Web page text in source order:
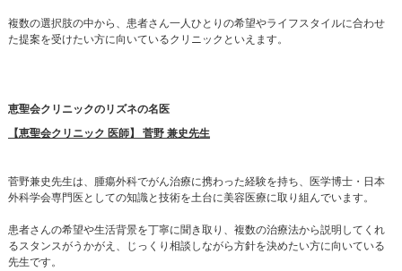
複数の選択肢の中から、患者さん一人ひとりの希望やライフスタイルに合わせ
た提案を受けたい方に向いているクリニックといえます。
恵聖会クリニックのリズネの名医
【恵聖会クリニック 医師】 菅野 兼史先生
菅野兼史先生は、腫瘍外科でがん治療に携わった経験を持ち、医学博士・日本
外科学会専門医としての知識と技術を土台に美容医療に取り組んでいます。
患者さんの希望や生活背景を丁寧に聞き取り、複数の治療法から説明してくれ
るスタンスがうかがえ、じっくり相談しながら方針を決めたい方に向いている
先生です。